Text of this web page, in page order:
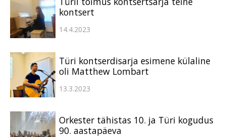
kontsert
14.4.2023
Türi kontserdisarja esimene külaline
oli Matthew Lombart
13.3.2023
Orkester tähistas 10. ja Türi kogudus
90. aastapäeva